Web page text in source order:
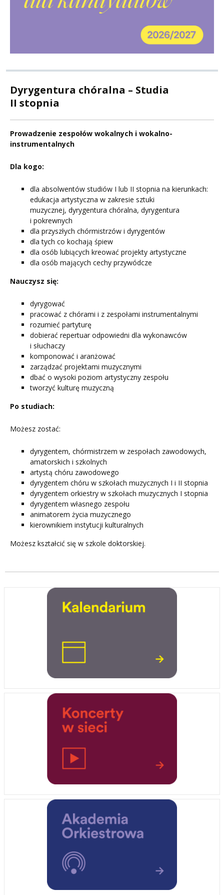
Dyrygentura chóralna – Studia
II stopnia
Prowadzenie zespołów wokalnych i wokalno-
instrumentalnych
Dla kogo:
dla absolwentów studiów I lub II stopnia na kierunkach:
edukacja artystyczna w zakresie sztuki
muzycznej, dyrygentura chóralna, dyrygentura
i pokrewnych
dla przyszłych chórmistrzów i dyrygentów
dla tych co kochają śpiew
dla osób lubiących kreować projekty artystyczne
dla osób mających cechy przywódcze
Nauczysz się:
dyrygować
pracować z chórami i z zespołami instrumentalnymi
rozumieć partyturę
dobierać repertuar odpowiedni dla wykonawców
i słuchaczy
komponować i aranżować
zarządzać projektami muzycznymi
dbać o wysoki poziom artystyczny zespołu
tworzyć kulturę muzyczną
Po studiach:
Możesz zostać:
dyrygentem, chórmistrzem w zespołach zawodowych,
amatorskich i szkolnych
artystą chóru zawodowego
dyrygentem chóru w szkołach muzycznych I i II stopnia
dyrygentem orkiestry w szkołach muzycznych I stopnia
dyrygentem własnego zespołu
animatorem życia muzycznego
kierownikiem instytucji kulturalnych
Możesz kształcić się w szkole doktorskiej.